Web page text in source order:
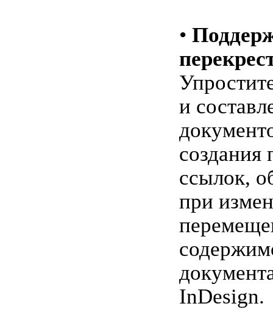
•
и
создания
ссылок,
при
InDesign.